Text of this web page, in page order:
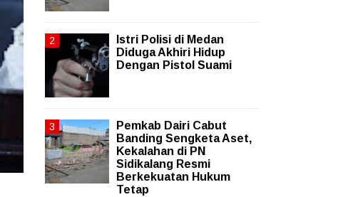
Istri Polisi di Medan
Diduga Akhiri Hidup
Dengan Pistol Suami
Pemkab Dairi Cabut
Banding Sengketa Aset,
Kekalahan di PN
Sidikalang Resmi
Berkekuatan Hukum
Tetap